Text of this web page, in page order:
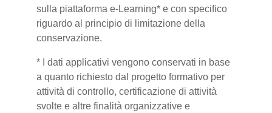
sulla piattaforma e-Learning* e con specifico
riguardo al principio di limitazione della
conservazione.
* I dati applicativi vengono conservati in base
a quanto richiesto dal progetto formativo per
attività di controllo, certificazione di attività
svolte e altre finalità organizzative e